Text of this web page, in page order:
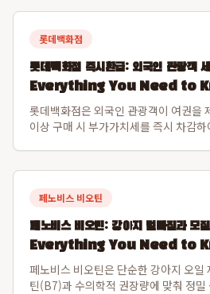
롯데백화점
롯데백화점 즉시환급: 외국인 관광객
Everything You Need to
롯데백화점은 외국인 관광객이 여권을
이상 구매 시 부가가치세를 즉시 차감
백화점 내에서 면세 쇼...
페노비스 비오틴
페노비스 비오틴: 강아지 털빠짐과 모
Everything You Need to
페노비스 비오틴은 단순한 강아지 오일
틴(B7)과 수의학적 권장량에 맞춰 정